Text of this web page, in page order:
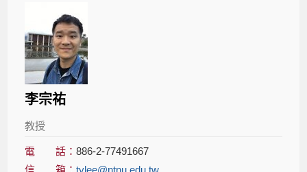
李宗祐
教授
電 話：886-2-77491667